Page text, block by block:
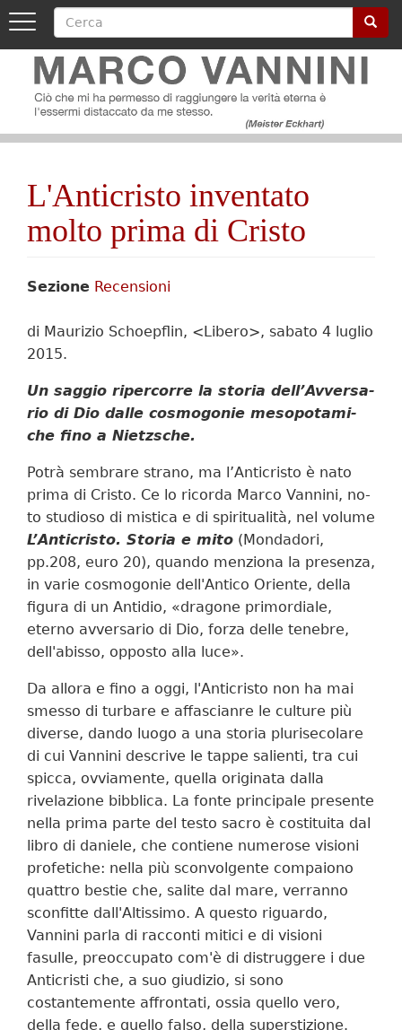
Salta
contenuto
Toggle
navigation
Cerca Cerca
Image
Image
L'Anticristo inventato
molto prima di Cristo
Sezione Recensioni
di Maurizio Schoepflin, <Libero>, sabato 4 luglio
2015.
Un sag­gio ri­per­cor­re la sto­ria dell’Av­ver­sa­
rio di Dio dal­le co­smo­go­nie me­so­po­ta­mi­
che fi­no a Nie­tzsche.
Po­trà sem­bra­re stra­no, ma l’An­ti­cri­sto è na­to
pri­ma di Cri­sto. Ce lo ri­cor­da Mar­co Van­ni­ni, no­
to stu­dio­so di mi­sti­ca e di spi­ri­tua­li­tà, nel vo­lu­me
L’An­ti­cri­sto. Sto­ria e mi­to (Mondadori,
pp.208, euro 20), quando menziona la presenza,
in varie cosmogonie dell'Antico Oriente, della
figura di un Antidio, «dragone primordiale,
eterno avversario di Dio, forza delle tenebre,
dell'abisso, opposto alla luce».
Da allora e fino a oggi, l'Anticristo non ha mai
smesso di turbare e affascianre le culture più
diverse, dando luogo a una storia plurisecolare
di cui Vannini descrive le tappe salienti, tra cui
spicca, ovviamente, quella originata dalla
rivelazione bibblica. La fonte principale presente
nella prima parte del testo sacro è costituita dal
libro di daniele, che contiene numerose visioni
profetiche: nella più sconvolgente compaiono
quattro bestie che, salite dal mare, verranno
sconfitte dall'Altissimo. A questo riguardo,
Vannini parla di racconti mitici e di visioni
fasulle, preoccupato com'è di distruggere i due
Anticristi che, a suo giudizio, si sono
costantemente affrontati, ossia quello vero,
della fede, e quello falso, della superstizione.